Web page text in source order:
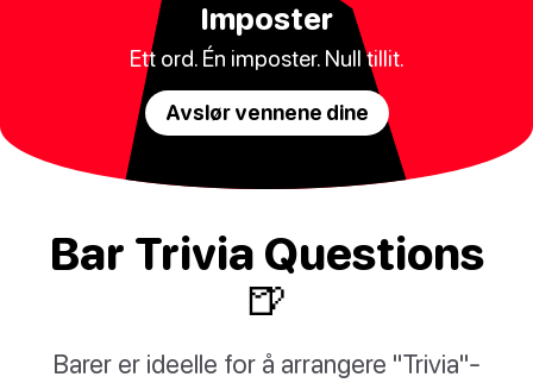
Imposter
Ett ord. Én imposter. Null tillit.
Avslør vennene dine
Bar Trivia Questions
🍺
Barer er ideelle for å arrangere "Trivia"-